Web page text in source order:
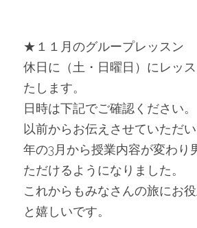
★１１月のグループレッスン
休日に（土・日曜日）にレッ
たします。
日時は下記でご確認ください。
以前からお伝えさせていただ
年の3月から授業内容が変わり
ただけるようになりました。
これからもみなさんの旅にお
と嬉しいです。